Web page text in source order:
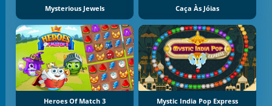
Mysterious Jewels Caça Às Jóias
Heroes Of Match 3 Mystic India Pop Express